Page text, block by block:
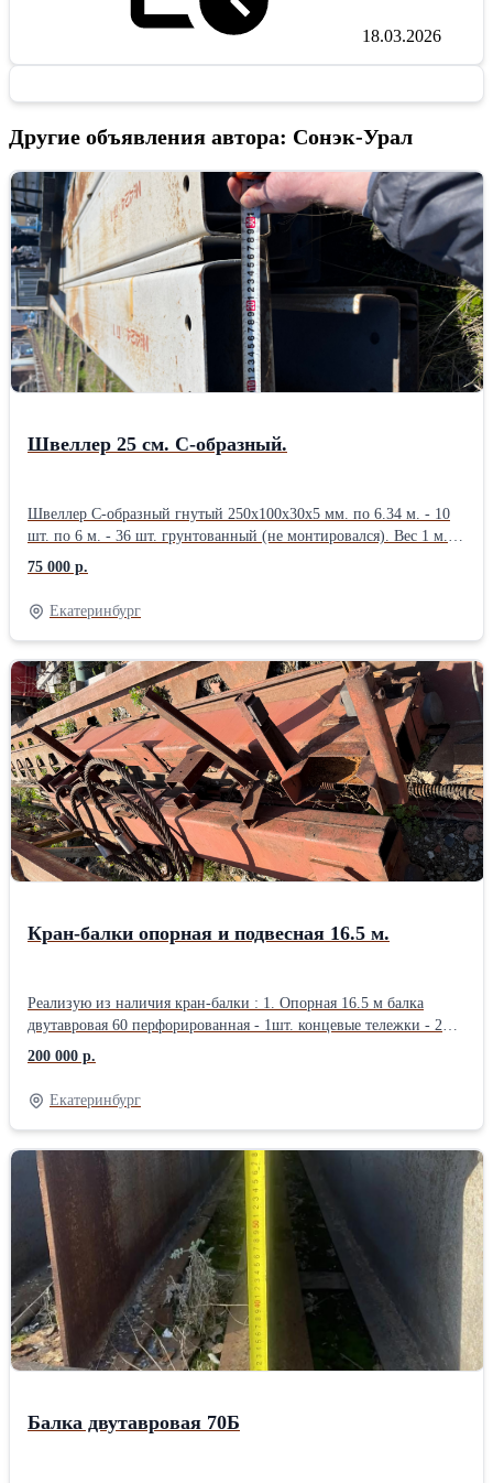
18.03.2026
Другие объявления автора: Сонэк-Урал
Швеллер 25 см. С-образный.
Швеллер С-образный гнутый 250х100х30х5 мм. по 6.34 м. - 10
шт. по 6 м. - 36 шт. грунтованный (не монтировался). Вес 1 м.п.
- 18.683 кг. Цена 75000 р/тн. Организуем доставку грузов
попутным автомобильным транспортом в любом направлении.
75 000 р.
Екатеринбург
Кран-балки опорная и подвесная 16.5 м.
Реализую из наличия кран-балки : 1. Опорная 16.5 м балка
двутавровая 60 перфорированная - 1шт. концевые тележки - 2
шт. (нет одного колеса) голая. Цена 200000 р. 2. Подвесная 16.3
м. балка двутавровая 60 перфорированная - 1 шт. концевые
тележки - 2 шт. с двигателями. без тельфера. Цена 200000 р.
Организую доставку попутным автомобильным транспортом по
РФ.
200 000 р.
Екатеринбург
Балка двутавровая 70Б